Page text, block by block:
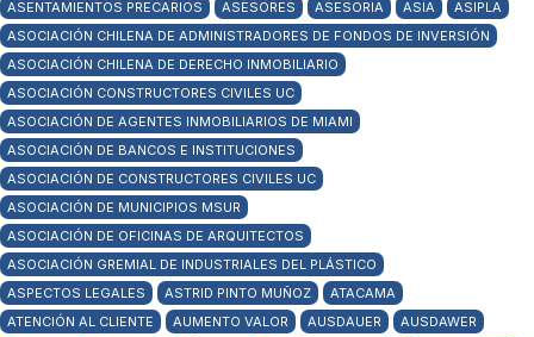
ASENTAMIENTOS PRECARIOS
ASESORES ASESORIA ASIA
ASIPLA
ASOCIACIÓN CHILENA DE ADMINISTRADORES DE FONDOS DE INVERSIÓN
ASOCIACIÓN CHILENA DE DERECHO INMOBILIARIO
ASOCIACIÓN CONSTRUCTORES CIVILES UC
ASOCIACIÓN DE AGENTES INMOBILIARIOS DE MIAMI
ASOCIACIÓN DE BANCOS E INSTITUCIONES
ASOCIACIÓN DE CONSTRUCTORES CIVILES UC
ASOCIACIÓN DE MUNICIPIOS MSUR
ASOCIACIÓN DE OFICINAS DE ARQUITECTOS
ASOCIACIÓN GREMIAL DE INDUSTRIALES DEL PLÁSTICO
ASPECTOS LEGALES
ASTRID PINTO MUÑOZ
ATACAMA
ATENCIÓN AL CLIENTE
AUMENTO VALOR AUSDAUER
AUSDAWER